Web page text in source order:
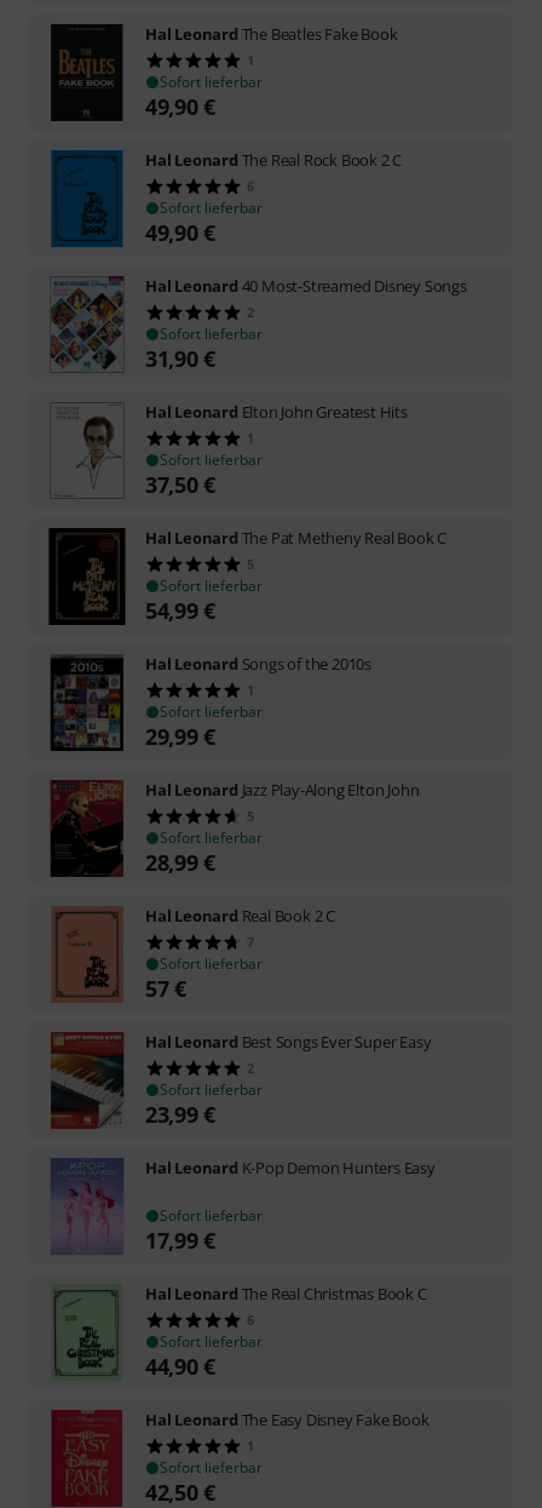
Hal Leonard The Beatles Fake Book
1
Sofort lieferbar
49,90€
Hal Leonard The Real Rock Book 2 C
6
Sofort lieferbar
49,90€
Hal Leonard 40 Most-Streamed Disney Songs
2
Sofort lieferbar
31,90€
Hal Leonard Elton John Greatest Hits
1
Sofort lieferbar
37,50€
Hal Leonard The Pat Metheny Real Book C
5
Sofort lieferbar
54,99€
Hal Leonard Songs of the 2010s
1
Sofort lieferbar
29,99€
Hal Leonard Jazz Play-Along Elton John
5
Sofort lieferbar
28,99€
Hal Leonard Real Book 2 C
7
Sofort lieferbar
57€
Hal Leonard Best Songs Ever Super Easy
2
Sofort lieferbar
23,99€
Hal Leonard K-Pop Demon Hunters Easy
Sofort lieferbar
17,99€
Hal Leonard The Real Christmas Book C
6
Sofort lieferbar
44,90€
Hal Leonard The Easy Disney Fake Book
1
Sofort lieferbar
42,50€